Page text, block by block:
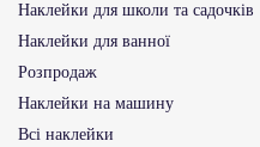
Наклейки для школи та садочків
Наклейки для ванної
Розпродаж
Наклейки на машину
Всі наклейки